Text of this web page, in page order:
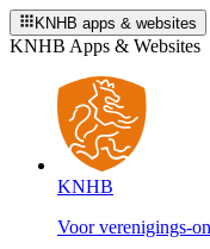
KNHB apps & websites
KNHB Apps & Websites
KNHB
Voor verenigings-